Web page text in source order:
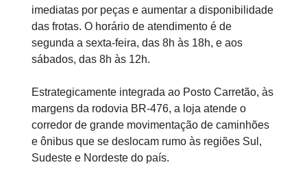
imediatas por peças e aumentar a disponibilidade
das frotas. O horário de atendimento é de
segunda a sexta-feira, das 8h às 18h, e aos
sábados, das 8h às 12h.
Estrategicamente integrada ao Posto Carretão, às
margens da rodovia BR-476, a loja atende o
corredor de grande movimentação de caminhões
e ônibus que se deslocam rumo às regiões Sul,
Sudeste e Nordeste do país.